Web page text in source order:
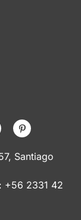
Santiago
+56 2331 42